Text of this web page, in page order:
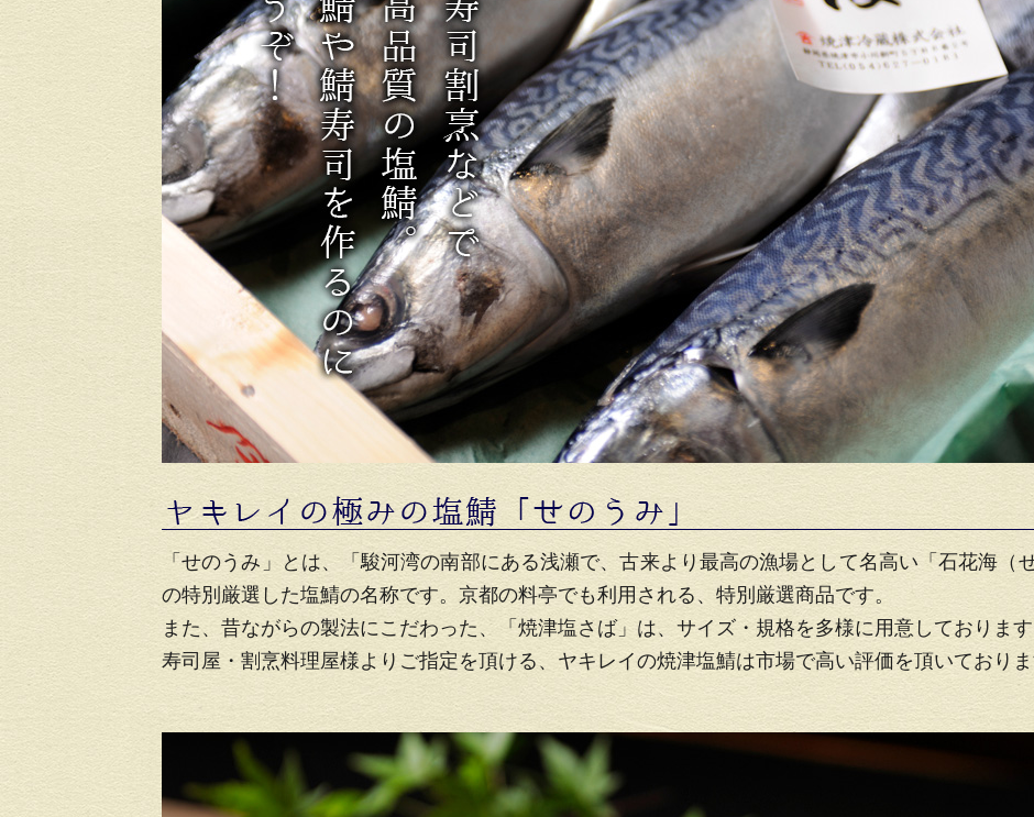
「せのうみ」とは、「駿河湾の南部にある浅瀬で、古来より最高の漁場として名高い「石花海（
の特別厳選した塩鯖の名称です。京都の料亭でも利用される、特別厳選商品です。
また、昔ながらの製法にこだわった、「焼津塩さば」は、サイズ・規格を多様に用意しております
寿司屋・割烹料理屋様よりご指定を頂ける、ヤキレイの焼津塩鯖は市場で高い評価を頂いておりま